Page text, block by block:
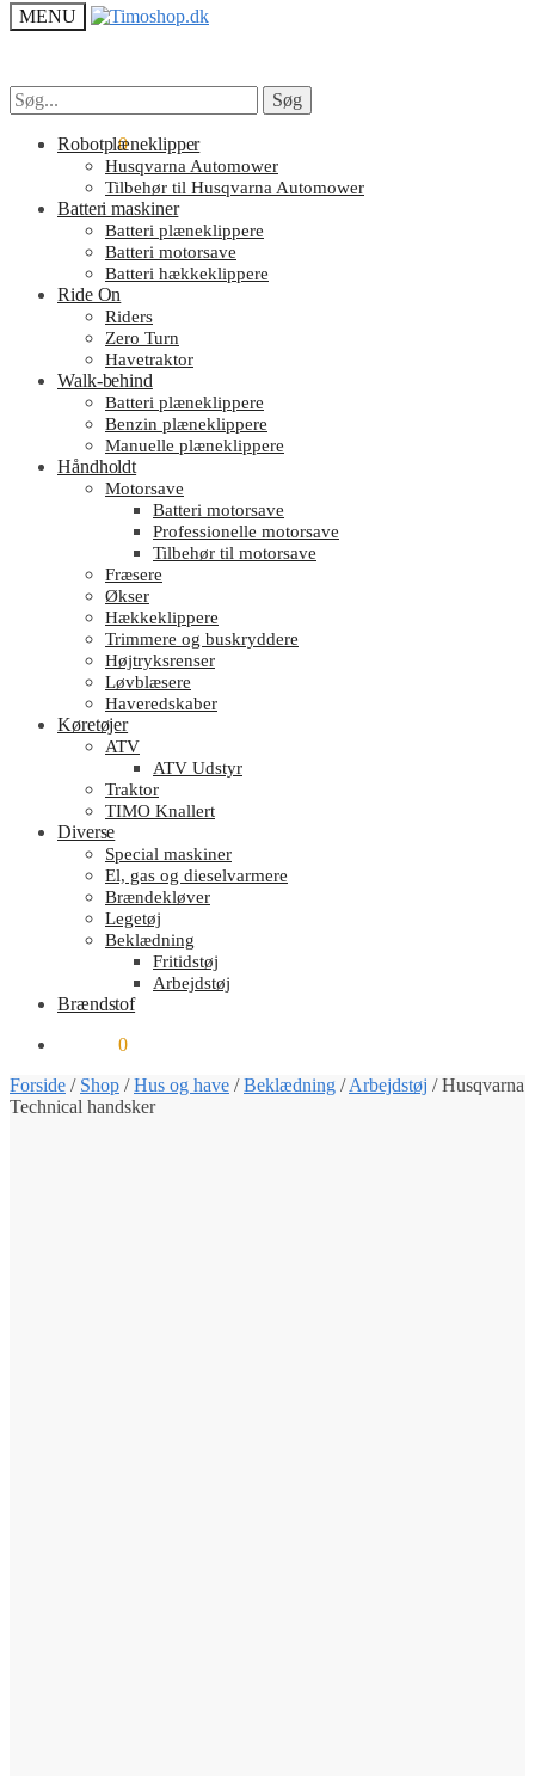
MENU
Søg
efter:
Søg
kr.0.00 0
Søg
efter:
Søg
Robotplæneklipper
Husqvarna Automower
Tilbehør til Husqvarna Automower
Batteri maskiner
Batteri plæneklippere
Batteri motorsave
Batteri hækkeklippere
Ride On
Riders
Zero Turn
Havetraktor
Walk-behind
Batteri plæneklippere
Benzin plæneklippere
Manuelle plæneklippere
Håndholdt
Motorsave
Batteri motorsave
Professionelle motorsave
Tilbehør til motorsave
Fræsere
Økser
Hækkeklippere
Trimmere og buskryddere
Højtryksrenser
Løvblæsere
Haveredskaber
Køretøjer
ATV
ATV Udstyr
Traktor
TIMO Knallert
Diverse
Special maskiner
El, gas og dieselvarmere
Brændekløver
Legetøj
Beklædning
Fritidstøj
Arbejdstøj
Brændstof
0
Forside / Shop /Hus og have /Beklædning /Arbejdstøj /Husqvarna
Technical handsker